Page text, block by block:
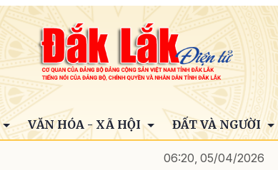
VĂN HÓA - XÃ HỘI ĐẤT VÀ NGƯỜI
06:20, 05/04/2026